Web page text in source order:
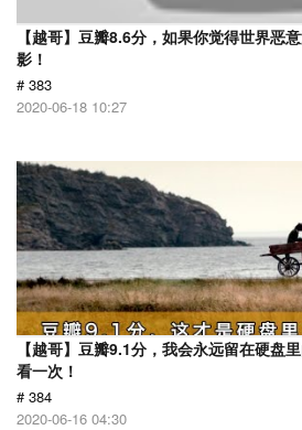
【越哥】豆瓣8.6分，如果你觉得世界恶
影！
# 383
2020-06-18 10:27
【越哥】豆瓣9.1分，我会永远留在硬盘
看一次！
# 384
2020-06-16 04:30